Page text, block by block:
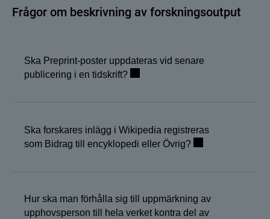
Frågor om beskrivning av forskningsoutput
Ska Preprint-poster uppdateras vid senare
publicering i en tidskrift?
Ska forskares inlägg i Wikipedia registreras
som Bidrag till encyklopedi eller Övrig?
Hur ska man förhålla sig till uppmärkning av
upphovsperson till hela verket kontra del av